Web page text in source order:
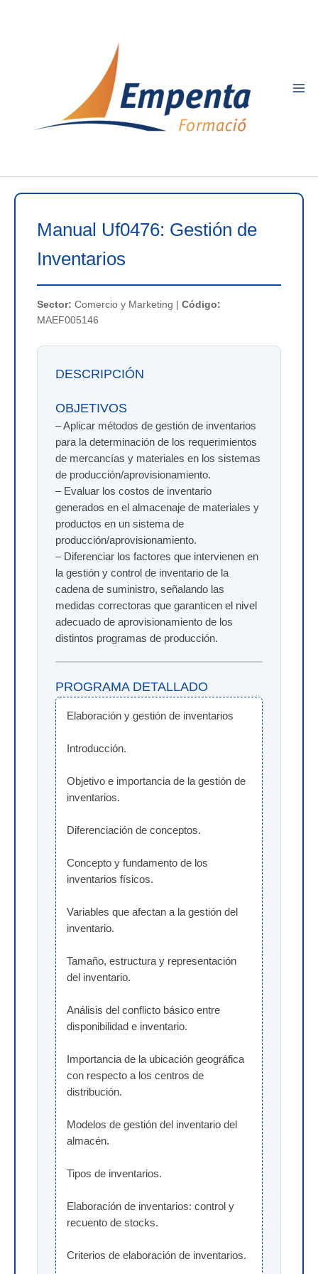
Manual Uf0476: Gestión de
Inventarios
Sector: Comercio y Marketing | Código:
MAEF005146
DESCRIPCIÓN
OBJETIVOS
– Aplicar métodos de gestión de inventarios
para la determinación de los requerimientos
de mercancías y materiales en los sistemas
de producción/aprovisionamiento.
– Evaluar los costos de inventario
generados en el almacenaje de materiales y
productos en un sistema de
producción/aprovisionamiento.
– Diferenciar los factores que intervienen en
la gestión y control de inventario de la
cadena de suministro, señalando las
medidas correctoras que garanticen el nivel
adecuado de aprovisionamiento de los
distintos programas de producción.
PROGRAMA DETALLADO
Elaboración y gestión de inventarios
Introducción.
Objetivo e importancia de la gestión de
inventarios.
Diferenciación de conceptos.
Concepto y fundamento de los
inventarios físicos.
Variables que afectan a la gestión del
inventario.
Tamaño, estructura y representación
del inventario.
Análisis del conflicto básico entre
disponibilidad e inventario.
Importancia de la ubicación geográfica
con respecto a los centros de
distribución.
Modelos de gestión del inventario del
almacén.
Tipos de inventarios.
Elaboración de inventarios: control y
recuento de stocks.
Criterios de elaboración de inventarios.